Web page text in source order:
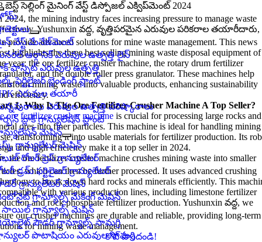
వేస్ట్ మేనేజ్‌మెంట్
ఆర్గానిక్ ఎరువుల ఉత్పత్తి లైన్
ఫాస్ఫేట్ ఎరువుల ఉత్పత్తి
ఫెర్టిలైజర్ బ్లెండింగ్ ప్లాంట్
ఎరువుల తయారీ
ఎరువుల ఉత్పత్తి పరిష్కారాలు
బ్లాక్ గ్రాన్యులేషన్ ప్లాంట్
మెషిన్
గ్రాన్యులేటర్ మెషిన్
రోలర్ ప్రెస్ గ్రాన్యులేటర్
డ్రమ్ ఫర్టిలైజర్ గ్రాన్యులేటర్
గ్రాన్యులేటర్ మెషిన్
గ్రాన్యూల్స్ మేకింగ్ మెషిన్
సాయిల్ గ్రాన్యూల్స్ మెషిన్
పౌడర్ గ్రాన్యూల్స్ సామగ్రి
పొటాషియం ఎరువుల సామగ్రి
బెస్ట్ సెల్లింగ్ మైనింగ్ వేస్ట్ డిస్పోజల్ ఎక్విప్‌మెంట్ 2024
2024,the mining industry faces increasing pressure to manage waste
. Yushunxin వద్ద, వృత్తిపరమైన ఎరువుల పరికరాల తయారీదారు,
provide advanced solutions for mine waste management.This news
highlights the three best-selling mining waste disposal equipment of
year:the ore fertilizer crusher machine,the rotary drum fertilizer
,and the double roller press granulator.These machines help
mining waste into valuable products,enhancing sustainability
efficiency.
1:Why Is The Ore Fertilizer Crusher Machine A Top Seller?
ore fertilizer crusher machine is crucial for processing large rocks and
ores into finer particles. This machine is ideal for handling mining
,transforming it into usable materials for fertilizer production. Its
and high efficiency make it a top seller in 2024.
the ore fertilizer crusher machine crushes mining waste into smaller
,which can then be further processed. It uses advanced crushing
to break down hard rocks and minerals efficiently. This
with various production lines, including limestone fertilizer
and rock phosphate fertilizer production. Yushunxin వద్ద, we
our crusher machines are durable and reliable, providing long-term
for mining waste management.
కోట్ పొందండి!